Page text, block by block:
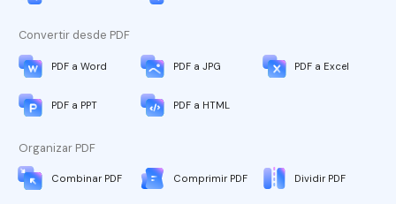
Convertir desde PDF
PDF a Word PDF a JPG PDF a Excel
PDF a PPT PDF a HTML
Organizar PDF
Combinar PDF Comprimir PDF Dividir PDF